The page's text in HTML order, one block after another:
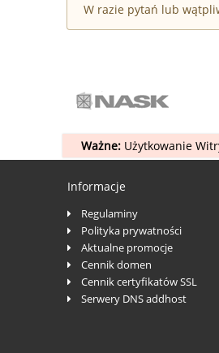
W razie pytań lub
Ważne:Użytkowanie
Informacje
Regulaminy
Polityka prywatności
Aktualne promocje
Cennik domen
Cennik certyfikatów SSL
Serwery DNS addhost